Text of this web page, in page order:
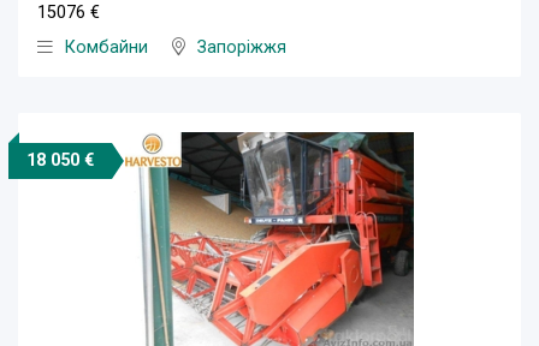
15076 €
Комбайни
Запоріжжя
18 050 €